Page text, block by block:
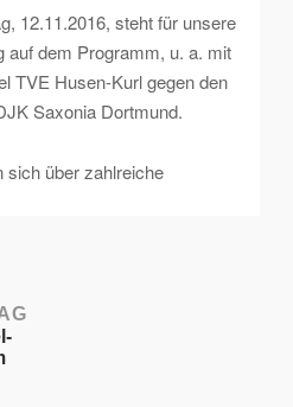
12.11.2016, steht für unsere
auf dem Programm, u. a. mit
TVE Husen-Kurl gegen den
Saxonia Dortmund.
sich über zahlreiche